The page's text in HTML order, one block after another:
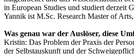
in European Studies und studiert derzeit
Yannik ist M.Sc. Research Master of
Was genau war der Auslöser, diese
Kristin: Das Problem der Praxis der
der Selbstauskunft und der